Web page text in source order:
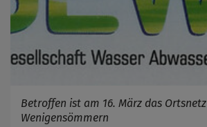
Betroffen ist am 16. März das Ortsnetz
Wenigensömmern